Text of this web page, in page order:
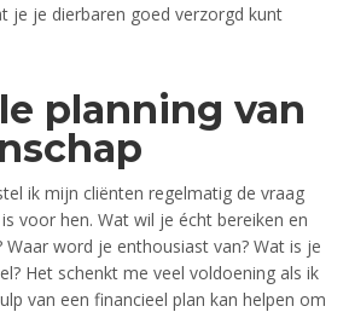
je je dierbaren goed verzorgd kunt
planning van
ik mijn cliënten regelmatig de vraag
voor hen. Wat wil je écht bereiken en
word je enthousiast van? Wat is je
Het schenkt me veel voldoening als ik
van een financieel plan kan helpen om